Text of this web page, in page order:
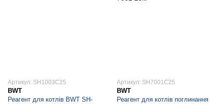
Артикул: SH1003C25
BWT
Реагент для котлів BWT SH-
Артикул: SH7001C25
BWT
Реагент для котлів поглинання